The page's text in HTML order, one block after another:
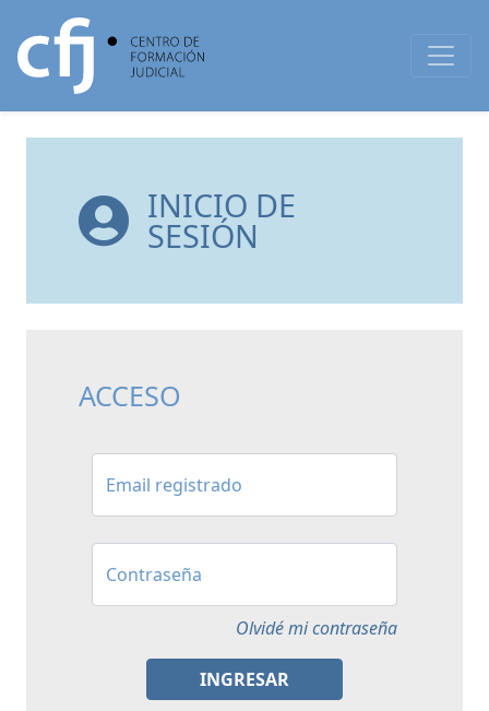
INICIO DE
SESIÓN
ACCESO
Email registrado
Contraseña
Olvidé mi contraseña
INGRESAR